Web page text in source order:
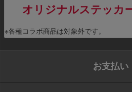
オリジナルステッカ
※各種コラボ商品は対象外です。
お支払い